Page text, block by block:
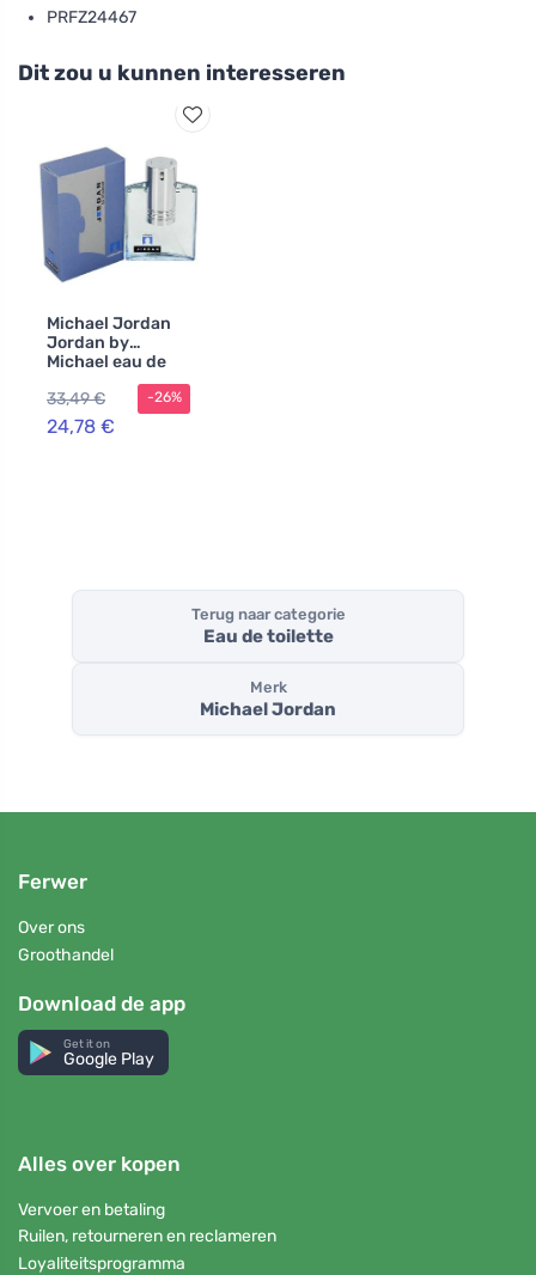
PRFZ24467
Dit zou u kunnen interesseren
Michael Jordan
Jordan by
Michael eau de
cologne voor
heren
33,49 €
24,78 €
-26%
Terug naar categorie
Eau de toilette
Merk
Michael Jordan
Ferwer
Over ons
Groothandel
Download de app
Get it on
Google Play
Alles over kopen
Vervoer en betaling
Ruilen, retourneren en reclameren
Loyaliteitsprogramma